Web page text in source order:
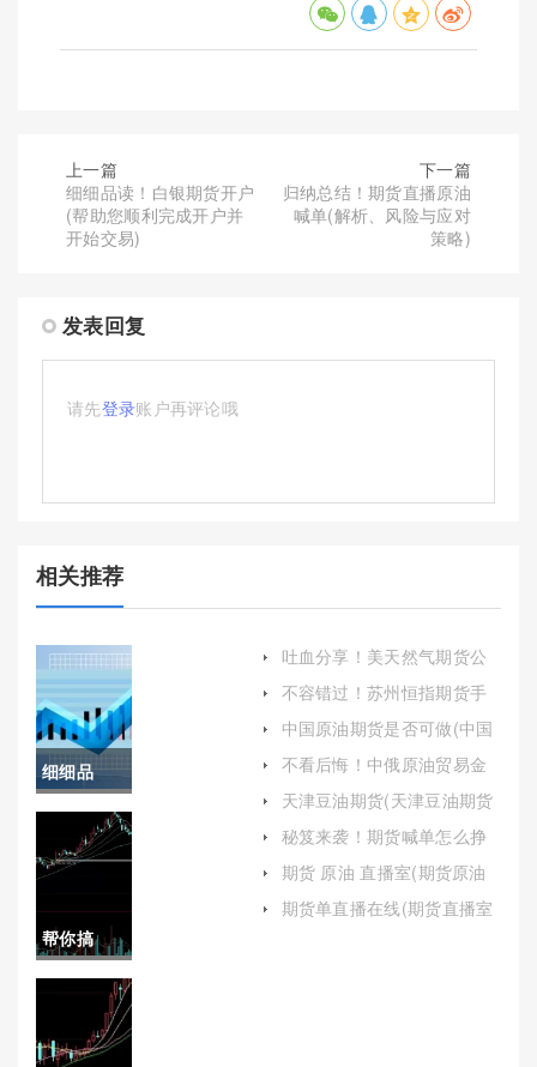
上一篇
细细品读！白银期货开户
(帮助您顺利完成开户并
开始交易)
下一篇
归纳总结！期货直播原油
喊单(解析、风险与应对
策略)
发表回复
请先登录账户再评论哦
相关推荐
细细品
读！股票
期货精准
分析喊单
(期货喊单
真实目的)
帮你搞
定！美原
油期货如
吐血分享！美天然气期货公
司开户（提供了更多的盈利
机会）
不容错过！苏州恒指期货手
续费(小恒指期货手续费)
中国原油期货是否可做(中国
原油期货是否可做期货交易)
不看后悔！中俄原油贸易金
额(中俄原油贸易金额是多少)
天津豆油期货(天津豆油期货
实时行情)
秘笈来袭！期货喊单怎么挣
钱(期货喊单是什么意思)
期货 原油 直播室(期货原油
直播室是干嘛的)
期货单直播在线(期货直播室